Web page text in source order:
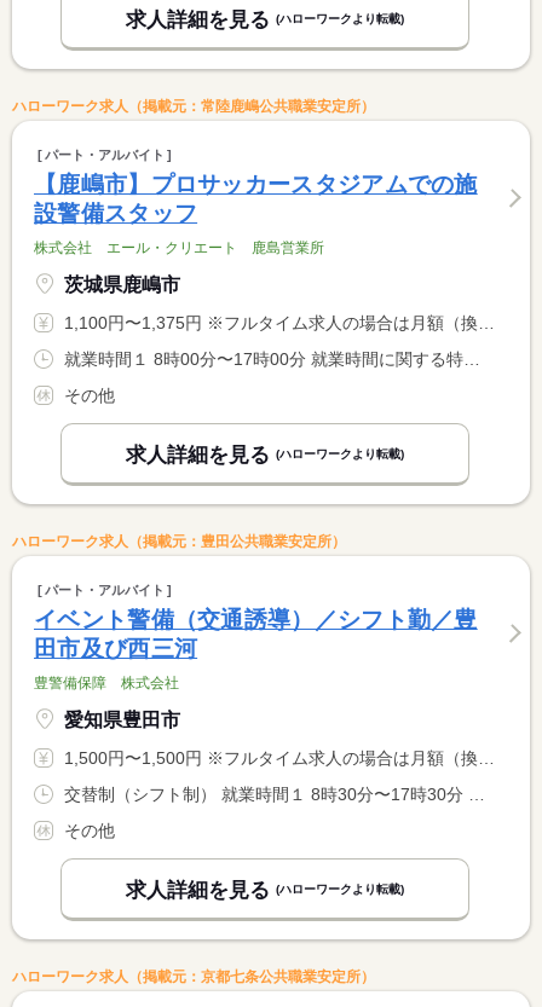
求人詳細を見る (ハローワークより転載)
ハローワーク求人（掲載元：常陸鹿嶋公共職業安定所）
パート・アルバイト
【鹿嶋市】プロサッカースタジアムでの施
設警備スタッフ
株式会社 エール・クリエート 鹿島営業所
茨城県鹿嶋市
1,100円〜1,375円 ※フルタイム求人の場合は月額（換算額）、パート求人の場合は時間額を表示しています。
その他
求人詳細を見る (ハローワークより転載)
ハローワーク求人（掲載元：豊田公共職業安定所）
パート・アルバイト
イベント警備（交通誘導）／シフト勤／豊
田市及び西三河
豊警備保障 株式会社
愛知県豊田市
1,500円〜1,500円 ※フルタイム求人の場合は月額（換算額）、パート求人の場合は時間額を表示しています。
その他
求人詳細を見る (ハローワークより転載)
ハローワーク求人（掲載元：京都七条公共職業安定所）